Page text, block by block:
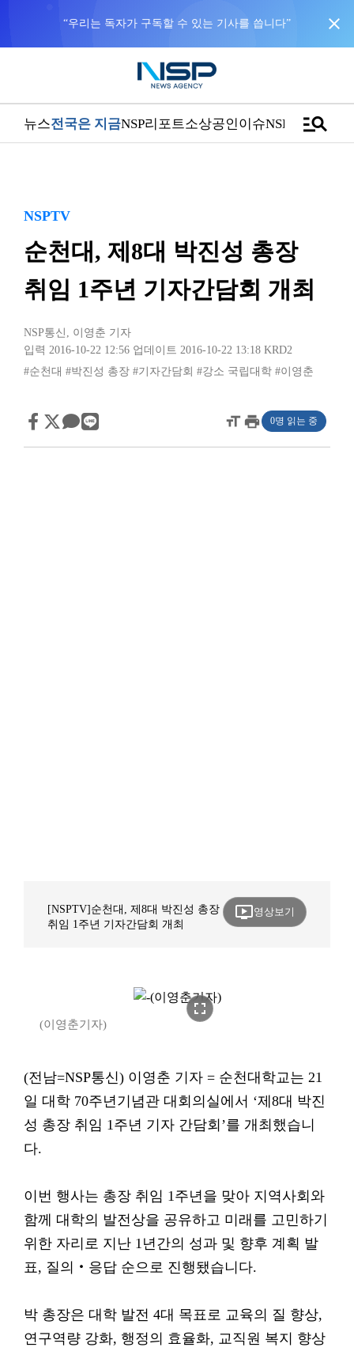
“우리는 독자가 구독할 수 있는 기사를 씁니다” close
뉴스전국은 지금NSP리포트소상공인이슈NSPTVmanage_search
NSPTV
순천대, 제8대 박진성 총장
취임 1주년 기자간담회 개최
NSP통신 , 이영춘 기자
입력 2016-10-22 12:56 업데이트 2016-10-22 13:18 KRD2
#순천대 #박진성 총장 #기자간담회 #강소 국립대학 #이영춘
format_sizeprint 0명 읽는 중
[NSPTV]순천대, 제8대 박진성 총장
취임 1주년 기자간담회 개최
ondemand_video영상보기
fullscreen
(이영춘기자)
(전남=NSP통신) 이영춘 기자 = 순천대학교는 21
일 대학 70주년기념관 대회의실에서 ‘제8대 박진
성 총장 취임 1주년 기자 간담회’를 개최했습니
다.
이번 행사는 총장 취임 1주년을 맞아 지역사회와
함께 대학의 발전상을 공유하고 미래를 고민하기
위한 자리로 지난 1년간의 성과 및 향후 계획 발
표, 질의‧응답 순으로 진행됐습니다.
박 총장은 대학 발전 4대 목표로 교육의 질 향상,
연구역량 강화, 행정의 효율화, 교직원 복지 향상